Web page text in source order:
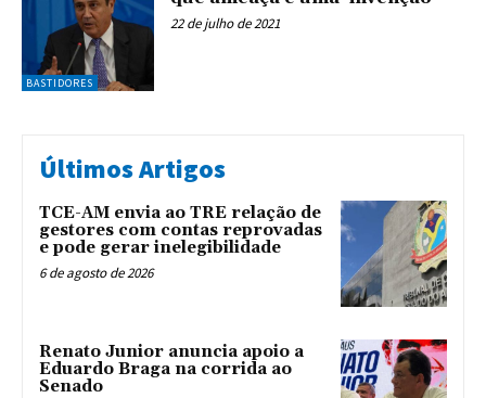
BASTIDORES
22 de julho de 2021
Últimos Artigos
TCE-AM envia ao TRE relação de
gestores com contas reprovadas
e pode gerar inelegibilidade
6 de agosto de 2026
Renato Junior anuncia apoio a
Eduardo Braga na corrida ao
Senado